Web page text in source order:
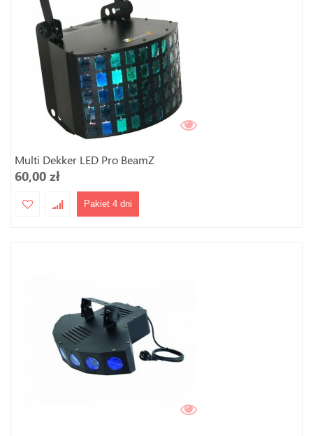
Multi Dekker LED Pro BeamZ
60,00 zł
Pakiet 4 dni